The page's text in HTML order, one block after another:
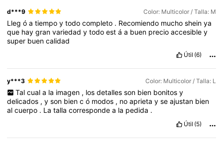
d***9 Color: Multicolor / Talla: M
Llegóatiempoytodocompleto . Recomiendo muchosheinya
que haygranvariedadytodoestáa buen precioaccesibley
super buencalidad
Útil (6)
y***3 Color: Multicolor / Talla: L
Tal cual a la imagen , los detalles son bien bonitos y
delicados ,yson biencó modos , noaprietayseajustan bien
alcuerpo . Latallacorrespondea la pedida .
Útil (5)